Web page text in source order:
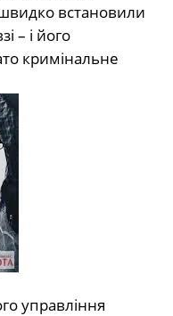
швидко встановили
– і його
кримінальне
управління